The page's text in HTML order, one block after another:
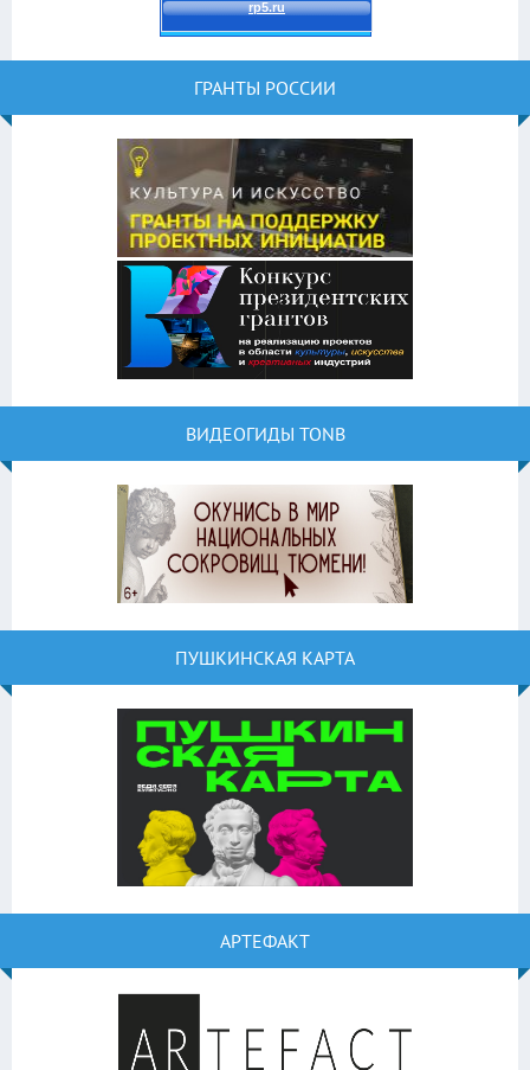
ГРАНТЫ РОССИИ
ВИДЕОГИДЫ TONB
ПУШКИНСКАЯ КАРТА
АРТЕФАКТ